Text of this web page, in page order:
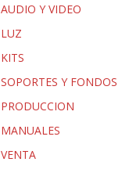
AUDIO Y VIDEO
LUZ
KITS
SOPORTES Y FONDOS
PRODUCCION
MANUALES
VENTA